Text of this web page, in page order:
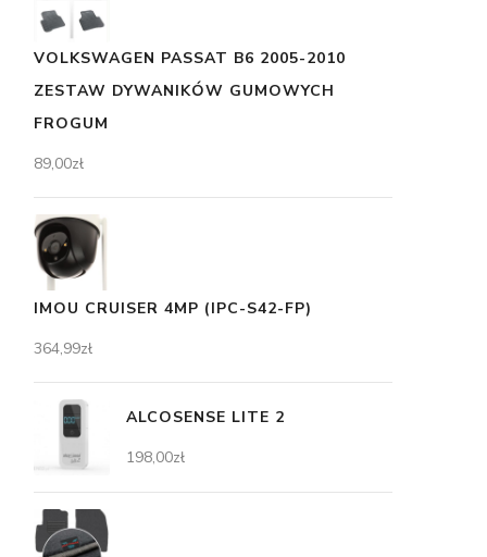
VOLKSWAGEN PASSAT B6 2005-2010
ZESTAW DYWANIKÓW GUMOWYCH
FROGUM
89,00zł
IMOU CRUISER 4MP (IPC-S42-FP)
364,99zł
ALCOSENSE LITE 2
198,00zł